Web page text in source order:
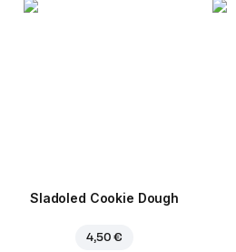
Sladoled Cookie Dough
4,50 €